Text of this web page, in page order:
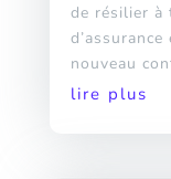
de résilier à
nouveau
lire plus